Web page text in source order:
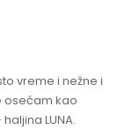
vreme i nežne i
osećam kao
LUNA.